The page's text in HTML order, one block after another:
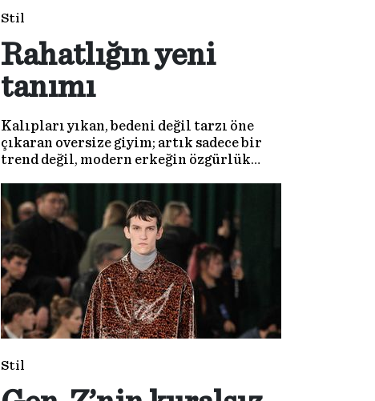
Stil
Rahatlığın yeni
tanımı
Kalıpları yıkan, bedeni değil tarzı öne
çıkaran oversize giyim; artık sadece bir
trend değil, modern erkeğin özgürlük
kendinden emin bir duruşun yeni adı.
Stil